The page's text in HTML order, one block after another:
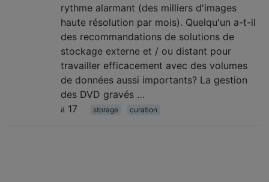
rythme alarmant (des milliers d'images
haute résolution par mois). Quelqu'un a-t-il
des recommandations de solutions de
stockage externe et / ou distant pour
travailler efficacement avec des volumes
de données aussi importants? La gestion
des DVD gravés …
17
storage curation